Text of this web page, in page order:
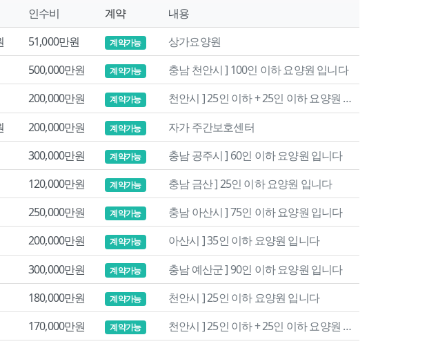
인수비 계약
내용
51,000만원 계약가능
상가요양원
500,000만원 계약가능
충남 천안시 ] 100인 이하 요양원 입니다
200,000만원 계약가능
천안시 ] 25인 이하 + 25인 이하 요양원 입니다
200,000만원 계약가능
자가 주간보호센터
300,000만원 계약가능
충남 공주시 ] 60인 이하 요양원 입니다
120,000만원 계약가능
충남 금산 ] 25인 이하 요양원 입니다
250,000만원 계약가능
충남 아산시 ] 75인 이하 요양원 입니다
200,000만원 계약가능
아산시 ] 35인 이하 요양원 입니다
300,000만원 계약가능
충남 예산군 ] 90인 이하 요양원 입니다
180,000만원 계약가능
천안시 ] 25인 이하 요양원 입니다
170,000만원 계약가능
천안시 ] 25인 이하 + 25인 이하 요양원 입니다